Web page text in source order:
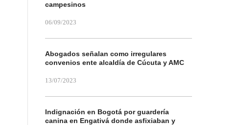
campesinos
06/09/2023
Abogados señalan como irregulares
convenios ente alcaldía de Cúcuta y AMC
13/07/2023
Indignación en Bogotá por guardería
canina en Engativá donde asfixiaban y